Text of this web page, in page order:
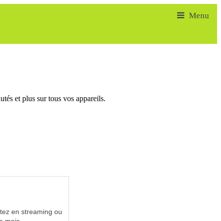
et plus sur tous vos appareils.
en streaming ou